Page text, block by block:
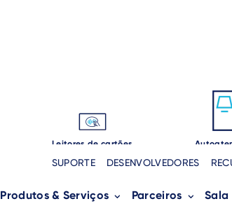
SUPORTE DESENVOLVEDORES
Produtos & Serviços Parceiros Sala
Leitores de cartões